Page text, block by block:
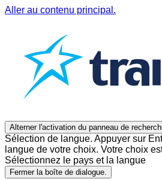
Aller au contenu principal.
Alterner l'activation du panneau de
Sélection de langue. Appuyer sur
langue de votre choix. Votre choix
Sélectionnez le pays et la langue
Fermer la boîte de dialogue.